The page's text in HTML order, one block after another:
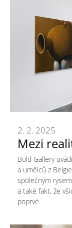
Mezi
2. 2. 2025
Bold Gallery
a umělců z
společným
a také fakt, že
poprvé.